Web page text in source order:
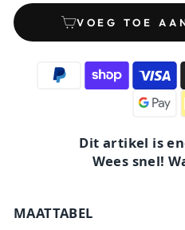
VOEG TOE
Dit artikel is
Wees snel!
MAATTABEL